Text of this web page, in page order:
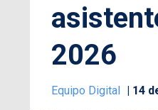
2026
Equipo Digital 14